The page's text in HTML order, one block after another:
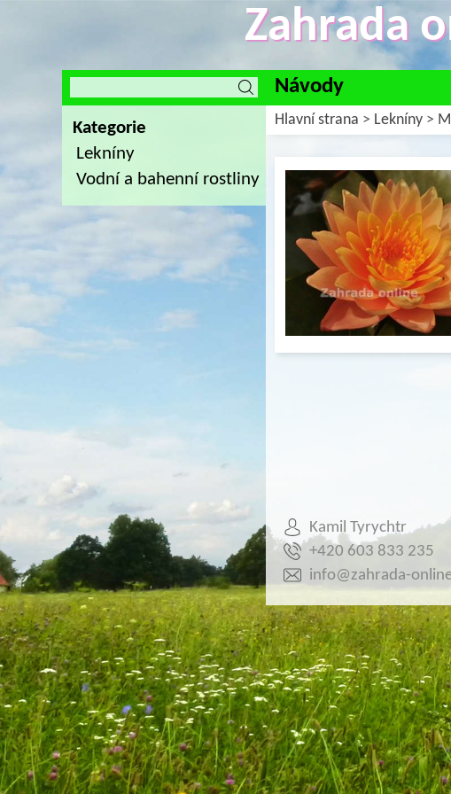
Zahrada
Návody
Kategorie
Lekníny
Vodní a bahenní rostliny
Hlavní strana > Lekníny>
Kamil Tyrychtr
+420 603 833 235
info@zahrada-